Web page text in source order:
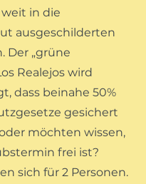
in die
ausgeschilderten
Der „grüne
Realejos wird
dass beinahe 50%
gesichert
möchten wissen,
frei ist?
sich für 2 Personen.